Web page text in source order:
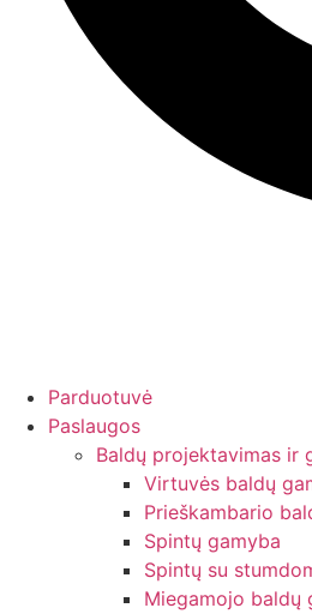
Parduotuvė
Paslaugos
Baldų projektavimas ir
Virtuvės baldų
Prieškambario
Spintų gamyba
Spintų su
Miegamojo baldų